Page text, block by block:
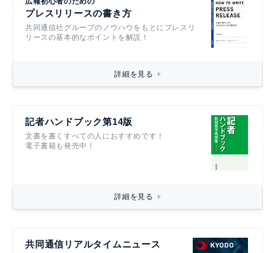
プレスリリースの書き方
共同通信社グループのノウハウをもとにプレスリ
リースの基本的なポイントを解説！
詳細を見る
記者ハンドブック第14版
文書を書くすべての人におすすめです！
電子書籍も発売中！
詳細を見る
共同通信リアルタイムニュース